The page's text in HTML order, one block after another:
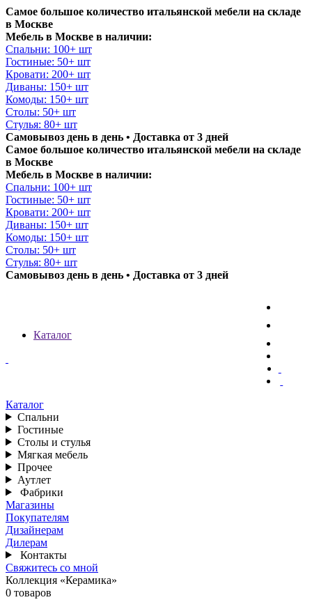
Самое большое количество итальянской мебели на складе
в Москве
Мебель в Москве в наличии:
Спальни: 100+ шт
Гостиные: 50+ шт
Кровати: 200+ шт
Диваны: 150+ шт
Комоды: 150+ шт
Столы: 50+ шт
Стулья: 80+ шт
Самовывоз день в день • Доставка от 3 дней
Самое большое количество итальянской мебели на складе
в Москве
Мебель в Москве в наличии:
Спальни: 100+ шт
Гостиные: 50+ шт
Кровати: 200+ шт
Диваны: 150+ шт
Комоды: 150+ шт
Столы: 50+ шт
Стулья: 80+ шт
Самовывоз день в день • Доставка от 3 дней
Каталог
Каталог
Спальни
Гостиные
Столы и стулья
Мягкая мебель
Прочее
Аутлет
Фабрики
Магазины
Покупателям
Дизайнерам
Дилерам
Контакты
Свяжитесь со мной
Коллекция «Керамика»
0 товаров